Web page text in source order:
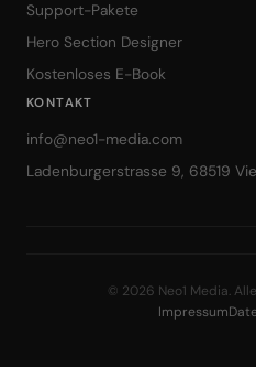
Support-Pakete
Hero Section Designer
Kostenloses E-Book
KONTAKT
info@neo1-media.com
Ladenburgerstrasse 9, 68519
© 2026 Neo1 Media.
Impressum